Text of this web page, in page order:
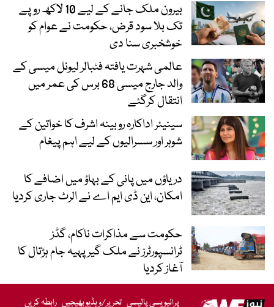
بیرون ملک جانے کے لیے 10 لاکھ روپے
تک بلا سود قرض، حکومت نے عوام کو
خوشخبری سنا دی
عالمی شہرت یافتہ فٹبالر لیونل میسی کے
والد جارج میسی 68 برس کی عمر میں
انتقال کرگئے
سینیئر اداکارہ روبینہ اشرف کا خواتین کے
شوہر اور سسرالیوں کے لیے اہم پیغام
دریاؤں میں پانی کے بہاؤ میں اضافے کا
امکان، این ڈی ایم اے نے الرٹ جاری کردیا
حکومت سے مذاکرات ناکام، گڈز
ٹرانسپورٹرز نے ملک گیر پہیہ جام ہڑتال کا
آغاز کردیا
پرائیویسی پالیسی تحریر/ویڈیو بھیجیں رابطہ کریں